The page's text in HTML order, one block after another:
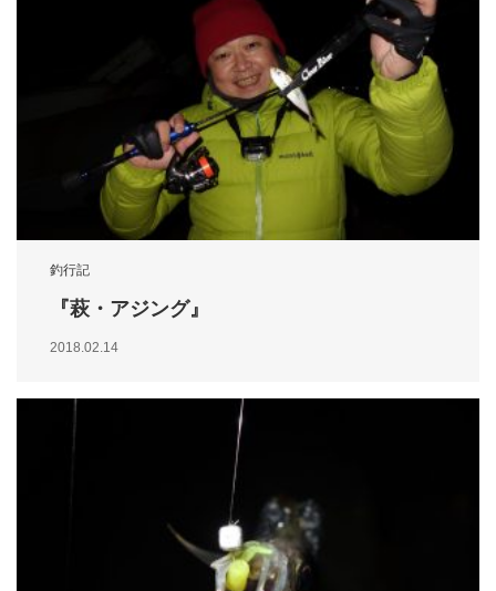
釣行記
『萩・アジング』
2018.02.14